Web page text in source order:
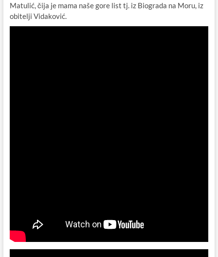
Matulić, čija je mama naše gore list tj. iz Biograda na Moru, iz
obitelji Vidaković.